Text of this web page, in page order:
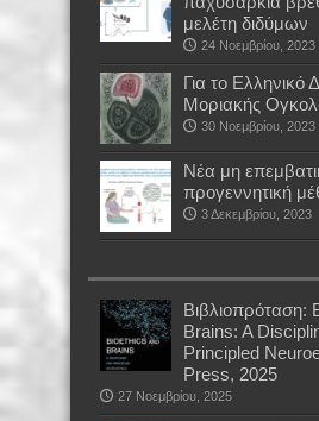
μελέτη διδύμων
24 Νοεμβρίου, 2023
Για το Ελληνικό
Μοριακής
30 Νοεμβρίου, 2023
Νέα μη
προγεννητική
3 Δεκεμβρίου, 2023
Βιβλιοπρόταση:
Brains: A
Principled
Press, 2025
27 Νοεμβρίου, 2025